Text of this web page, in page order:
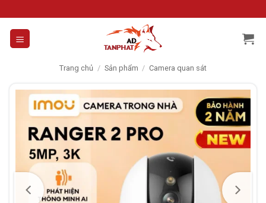
to
content
Trang chủ / Sản phẩm / Camera quan sát